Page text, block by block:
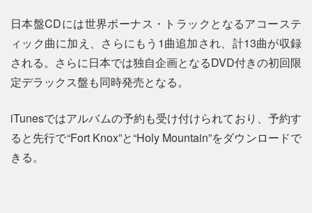
日本盤CDには世界ボーナス・トラックとなるアコーステ
ィック曲に加え、さらにもう1曲追加され、計13曲が収録
される。さらに日本では独自企画となるDVD付きの初回限
定デラックス盤も同時発売となる。
iTunesではアルバムの予約も受け付けられており、予約す
ると先行で“Fort Knox”と“Holy Mountain”をダウンロードで
きる。